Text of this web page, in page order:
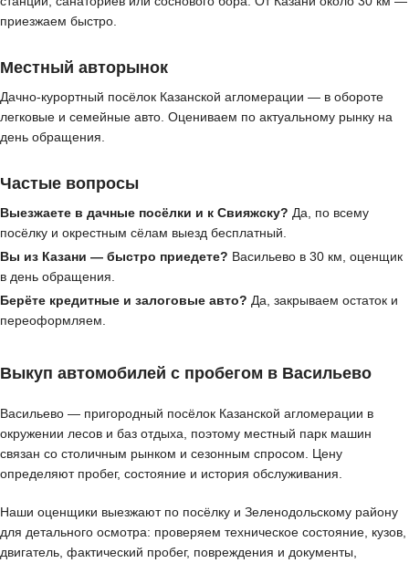
приезжаем быстро.
Местный авторынок
Дачно-курортный посёлок Казанской агломерации — в обороте
легковые и семейные авто. Оцениваем по актуальному рынку на
день обращения.
Частые вопросы
Выезжаете в дачные посёлки и к Свияжску? Да, по всему
посёлку и окрестным сёлам выезд бесплатный.
Вы из Казани — быстро приедете? Васильево в 30 км, оценщик
в день обращения.
Берёте кредитные и залоговые авто? Да, закрываем остаток и
переоформляем.
Выкуп автомобилей с пробегом в Васильево
Васильево — пригородный посёлок Казанской агломерации в
окружении лесов и баз отдыха, поэтому местный парк машин
связан со столичным рынком и сезонным спросом. Цену
определяют пробег, состояние и история обслуживания.
Наши оценщики выезжают по посёлку и Зеленодольскому району
для детального осмотра: проверяем техническое состояние, кузов,
двигатель, фактический пробег, повреждения и документы,